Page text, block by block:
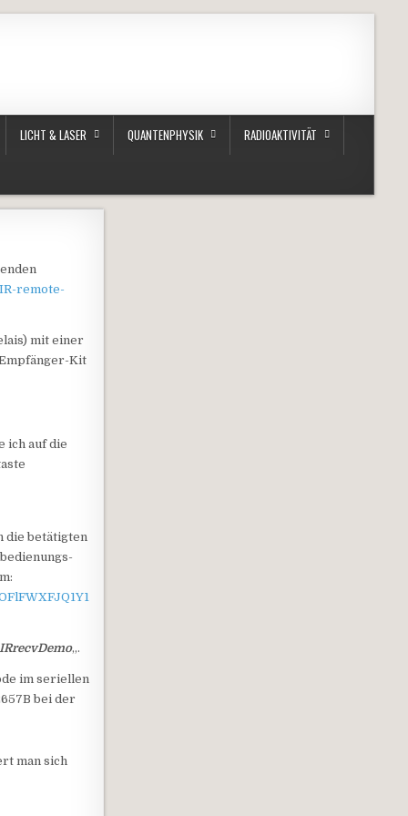
LICHT & LASER QUANTENPHYSIK RADIOAKTIVITÄT
remote-
mit einer
Kit
ich auf die
die betätigten
IRrecvDemo„.
im seriellen
bei der
man sich